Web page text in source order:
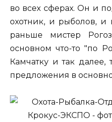
во всех сферах. Он и
охотник, и рыболов, и
раньше мистер
основном что-то "по
Камчатку и так далее,
предложения в